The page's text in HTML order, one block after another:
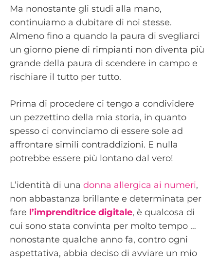
Ma nonostante gli studi alla mano,
continuiamo a dubitare di noi stesse.
Almeno fino a quando la paura di svegliarci
un giorno piene di rimpianti non diventa più
grande della paura di scendere in campo e
rischiare il tutto per tutto.
Prima di procedere ci tengo a condividere
un pezzettino della mia storia, in quanto
spesso ci convinciamo di essere sole ad
affrontare simili contraddizioni. E nulla
potrebbe essere più lontano dal vero!
L’identità di una donna allergica ai numeri,
non abbastanza brillante e determinata per
fare l’imprenditrice digitale, è qualcosa di
cui sono stata convinta per molto tempo …
nonostante qualche anno fa, contro ogni
aspettativa, abbia deciso di avviare un mio